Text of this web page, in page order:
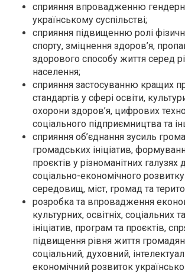
сприяння впровадженню
українському суспільстві;
сприяння підвищенню ролі
спорту, зміцнення здоров’я,
здорового способу життя серед
населення;
сприяння застосуванню кращих
стандартів у сфері освіти,
охорони здоров’я, цифрових
соціального підприємництва та
сприяння об’єднання зусиль
громадських ініціатив,
проєктів у різноманітних галузях
соціально-економічного
середовищ, міст, громад та
розробка та впровадження
культурних, освітніх, соціальних
ініціатив, програм та проєктів,
підвищення рівня життя
соціальний, духовний,
економічний розвиток